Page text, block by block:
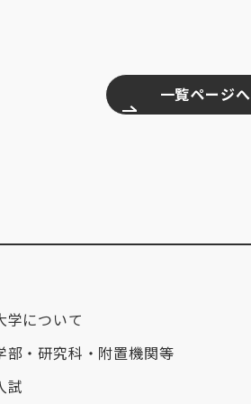
一覧ページへ
学について
部・研究科・附置機関等
試